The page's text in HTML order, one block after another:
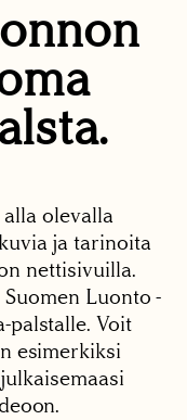
olevalla
ja tarinoita
nettisivuilla.
Luonto -
palstalle. Voit
esimerkiksi